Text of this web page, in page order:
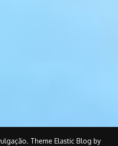
Theme Elastic Blog by